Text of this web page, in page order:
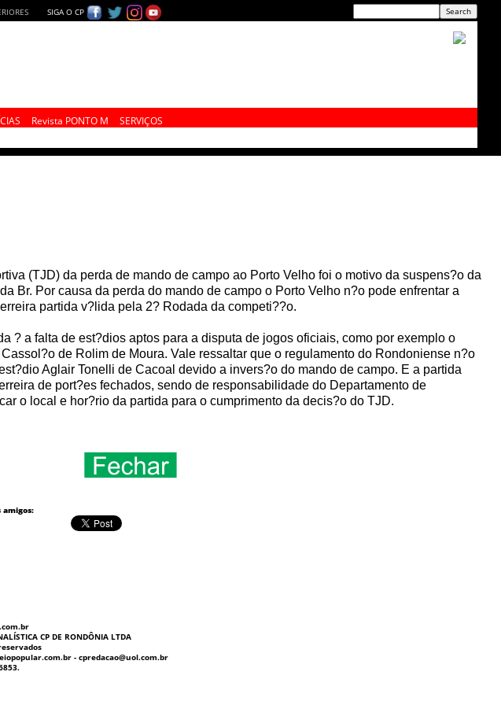
SIGA O CP
Revista PONTO M SERVIÇOS
(TJD) da perda de mando de campo ao Porto Velho foi o motivo da suspens?o da
Br. Por causa da perda do mando de campo o Porto Velho n?o pode enfrentar a
partida v?lida pela 2? Rodada da competi??o.
? a falta de est?dios aptos para a disputa de jogos oficiais, como por exemplo o
de Rolim de Moura. Vale ressaltar que o regulamento do Rondoniense n?o
Aglair Tonelli de Cacoal devido a invers?o do mando de campo. E a partida
de port?es fechados, sendo de responsabilidade do Departamento de
o local e hor?rio da partida para o cumprimento da decis?o do TJD.
amigos:
CP DE RONDÔNIA LTDA
- cpredacao@uol.com.br